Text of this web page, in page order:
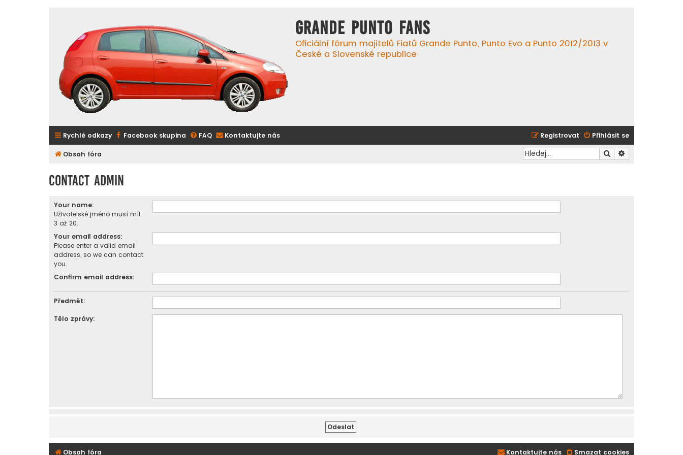
GRANDE PUNTO FANS
Oficiální fórum majitelů Fiatů Grande Punto, Punto Evo a Punto 2012/2013 v
České a Slovenské republice
Rychlé odkazy Facebook skupina FAQ Kontaktujte nás Přihlásit se
Registrovat
Obsah fóra Hledat
Contact Admin
Your name:
Uživatelské jméno musí mít
3 až 20.
Your email address:
Please enter a valid email
address, so we can contact
you.
Confirm email address:
Předmět:
Tělo zprávy:
Obsah fóra Smazat cookies
Kontaktujte nás